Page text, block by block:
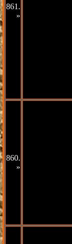
861.
»
860.
»